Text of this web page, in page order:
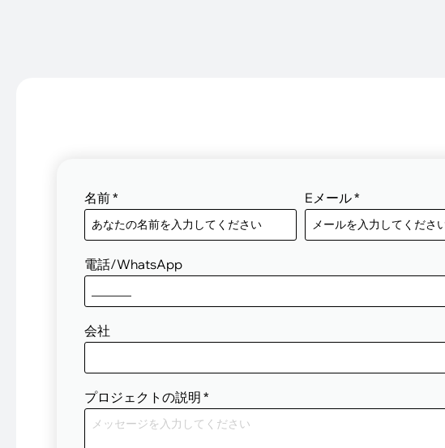
名前* Eメール*
電話/WhatsApp
会社
プロジェクトの説明 *